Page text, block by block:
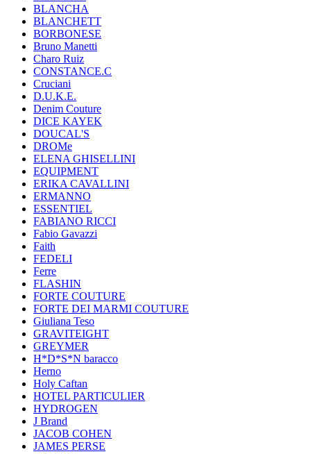
BLANCHA
BLANCHETT
BORBONESE
Bruno Manetti
Charo Ruiz
CONSTANCE.C
Cruciani
D.U.K.E.
Denim Couture
DICE KAYEK
DOUCAL'S
DROMe
ELENA GHISELLINI
EQUIPMENT
ERIKA CAVALLINI
ERMANNO
ESSENTIEL
FABIANO RICCI
Fabio Gavazzi
Faith
FEDELI
Ferre
FLASHIN
FORTE COUTURE
FORTE DEI MARMI COUTURE
Giuliana Teso
GRAVITEIGHT
GREYMER
H*D*S*N baracco
Herno
Holy Caftan
HOTEL PARTICULIER
HYDROGEN
J Brand
JACOB COHEN
JAMES PERSE